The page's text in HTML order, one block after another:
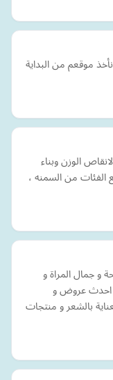
موقعم من البداية
الوزن وبناء
الفئات من السمنه ،
و جمال المراة و
احدث عروض و
بالشعر و منتجات